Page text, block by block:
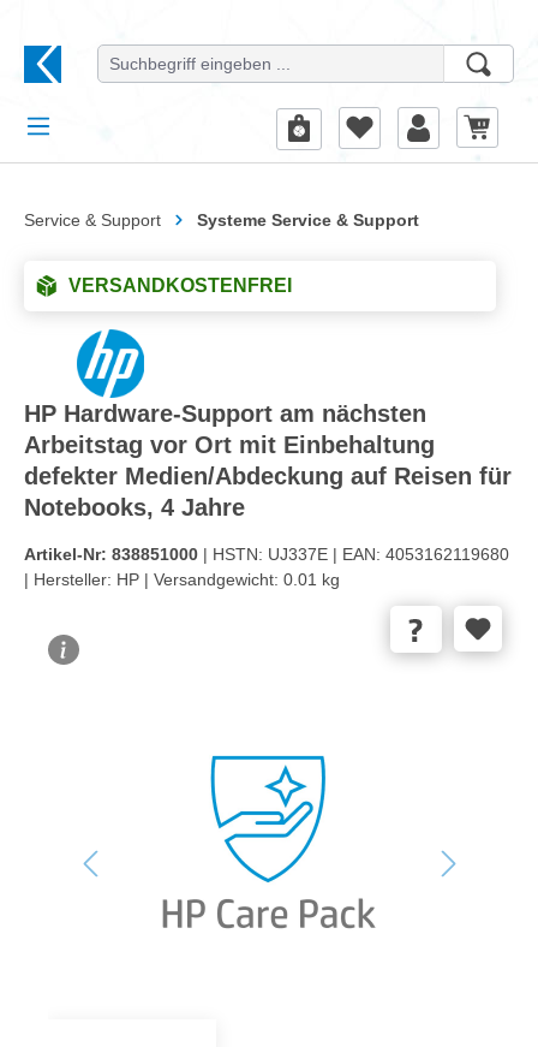
Service & Support Systeme Service & Support
VERSANDKOSTENFREI
HP Hardware-Support am nächsten
Arbeitstag vor Ort mit Einbehaltung
defekter Medien/Abdeckung auf Reisen für
Notebooks, 4 Jahre
Artikel-Nr: 838851000 | HSTN: UJ337E | EAN: 4053162119680
| Hersteller: HP | Versandgewicht: 0.01 kg